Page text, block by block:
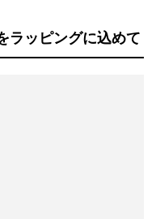
ラッピングに込めて